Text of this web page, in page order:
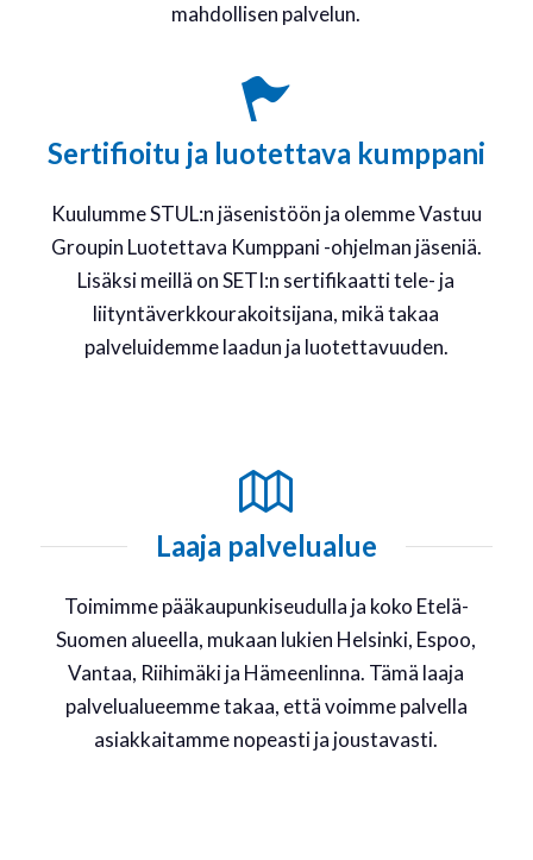
mahdollisen palvelun.
Sertifioitu ja luotettava kumppani
Kuulumme STUL:n jäsenistöön ja olemme Vastuu
Groupin Luotettava Kumppani -ohjelman jäseniä.
Lisäksi meillä on SETI:n sertifikaatti tele- ja
liityntäverkkourakoitsijana, mikä takaa
palveluidemme laadun ja luotettavuuden.
Laaja palvelualue
Toimimme pääkaupunkiseudulla ja koko Etelä-
Suomen alueella, mukaan lukien Helsinki, Espoo,
Vantaa, Riihimäki ja Hämeenlinna. Tämä laaja
palvelualueemme takaa, että voimme palvella
asiakkaitamme nopeasti ja joustavasti.